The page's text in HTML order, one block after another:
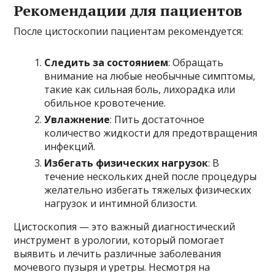
Рекомендации для пациентов
После цистоскопии пациентам рекомендуется:
Следить за состоянием: Обращать
внимание на любые необычные симптомы,
такие как сильная боль, лихорадка или
обильное кровотечение.
Увлажнение: Пить достаточное
количество жидкости для предотвращения
инфекций.
Избегать физических нагрузок: В
течение нескольких дней после процедуры
желательно избегать тяжелых физических
нагрузок и интимной близости.
Цистоскопия — это важный диагностический
инструмент в урологии, который помогает
выявить и лечить различные заболевания
мочевого пузыря и уретры. Несмотря на